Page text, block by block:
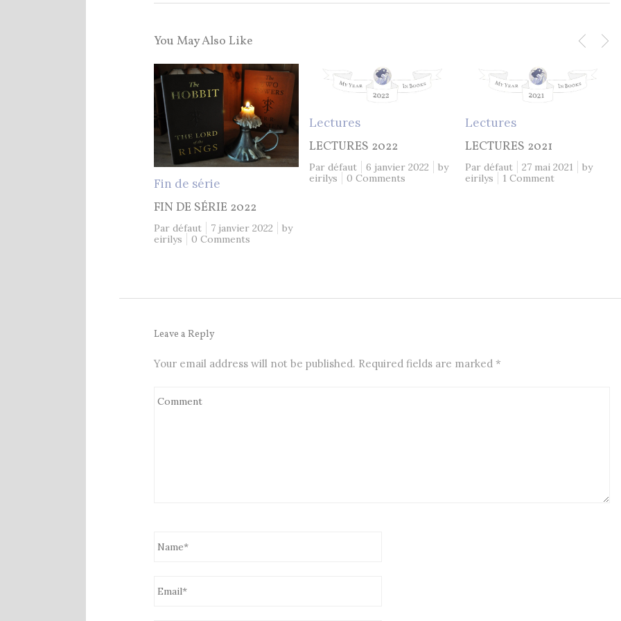
You May Also Like
Fin de série
FIN DE SÉRIE 2022
Par défaut 7 janvier 2022
by
eirilys
0 Comments
Lectures
LECTURES 2022
Par défaut 6 janvier 2022
by
eirilys
0 Comments
Lectures
LECTURES 2021
Par défaut 27 mai 2021
by
eirilys
1 Comment
Leave a Reply
Your email address will not be published. Required fields are marked *